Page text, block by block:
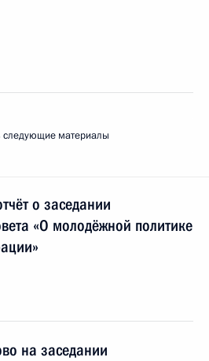
следующие материалы
о заседании
«О молодёжной политике
на заседании